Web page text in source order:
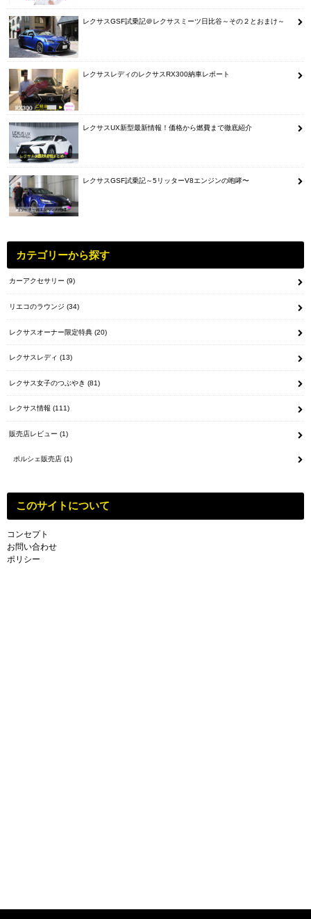
レクサスGSF試乗記＠レクサスミーツ日比谷～その２とおまけ～
レクサスレディのレクサスRX300納車レポート
レクサスUX新型最新情報！価格から燃費まで徹底紹介
レクサスGSF試乗記～5リッターV8エンジンの咆哮〜
カテゴリーから探す
カーアクセサリー(9)
リエコのラウンジ(34)
レクサスオーナー限定特典(20)
レクサスレディ(13)
レクサス女子のつぶやき(81)
レクサス情報(111)
販売店レビュー(1)
ポルシェ販売店 (1)
このサイトについて
コンセプト
お問い合わせ
ポリシー